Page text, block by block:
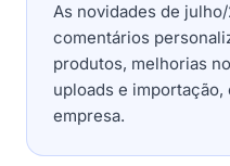
As novidades de
comentários
produtos, melhorias
uploads e
empresa.